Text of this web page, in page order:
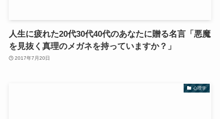
人生に疲れた20代30代40代のあなたに贈る名言「悪魔
を見抜く真理のメガネを持っていますか？」
2017年7月20日
心理学